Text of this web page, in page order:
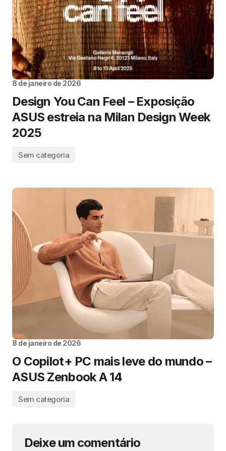
8 de janeiro de 2026
Design You Can Feel – Exposição
ASUS estreia na Milan Design Week
2025
Sem categoria
8 de janeiro de 2026
O Copilot+ PC mais leve do mundo –
ASUS Zenbook A 14
Sem categoria
Deixe um comentário